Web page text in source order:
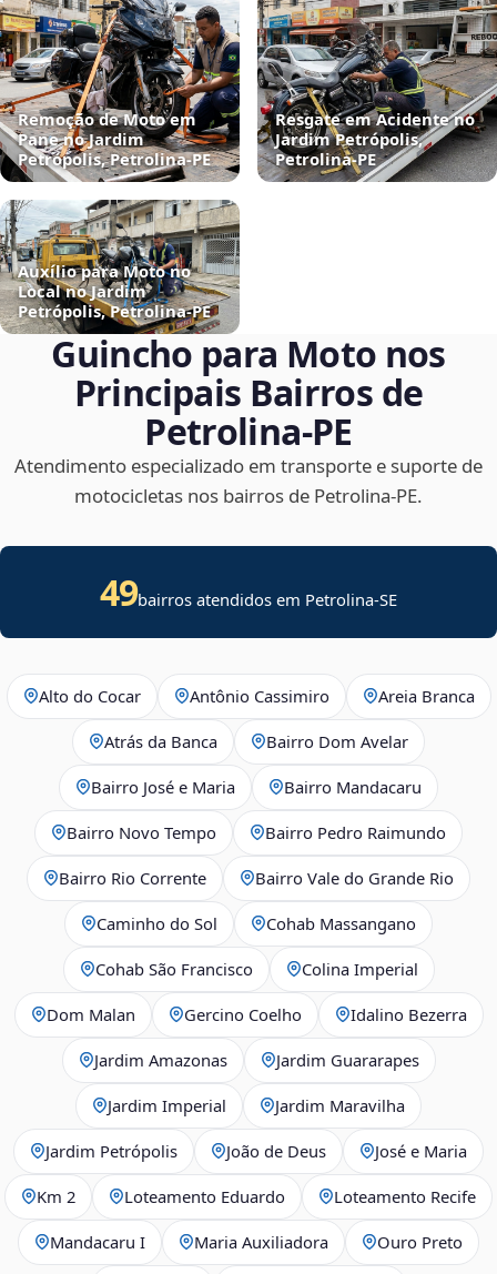
Remoção de Moto em
Pane no Jardim
Petrópolis, Petrolina‑PE
Resgate em Acidente no
Jardim Petrópolis,
Petrolina‑PE
Auxílio para Moto no
Local no Jardim
Petrópolis, Petrolina‑PE
Guincho para Moto nos
Principais Bairros de
Petrolina‑PE
Atendimento especializado em transporte e suporte de
motocicletas nos bairros de Petrolina‑PE.
49bairros atendidos em Petrolina-SE
Alto do Cocar Antônio Cassimiro Areia Branca
Atrás da Banca Bairro Dom Avelar
Bairro José e Maria Bairro Mandacaru
Bairro Novo Tempo Bairro Pedro Raimundo
Bairro Rio Corrente Bairro Vale do Grande Rio
Caminho do Sol Cohab Massangano
Cohab São Francisco Colina Imperial
Dom Malan Gercino Coelho Idalino Bezerra
Jardim Amazonas Jardim Guararapes
Jardim Imperial Jardim Maravilha
Jardim Petrópolis João de Deus José e Maria
Km 2 Loteamento Eduardo Loteamento Recife
Mandacaru I Maria Auxiliadora Ouro Preto